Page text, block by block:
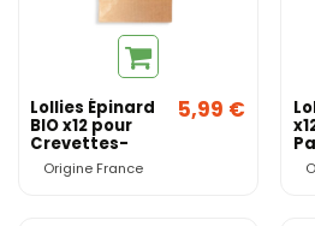
Lollies Épinard
BIO x12 pour
Crevettes-
Origine France
Origine France
5,99 €